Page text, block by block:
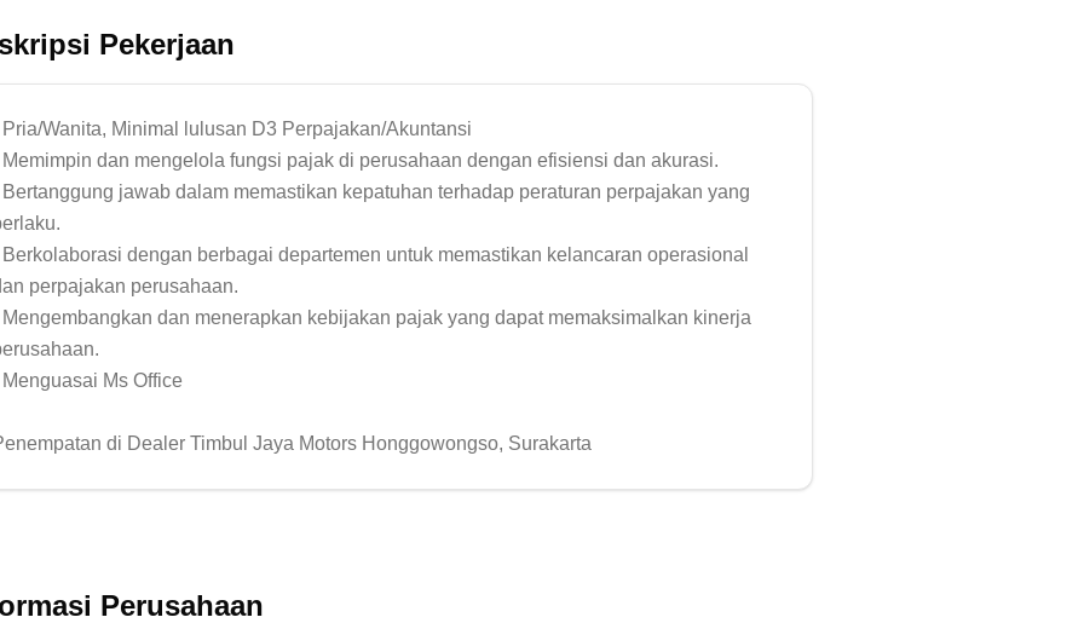
Pekerjaan
Pria/Wanita, Minimal lulusan D3 Perpajakan/Akuntansi
Memimpin dan mengelola fungsi pajak di perusahaan dengan efisiensi dan akurasi.
Bertanggung jawab dalam memastikan kepatuhan terhadap peraturan perpajakan yang
Berkolaborasi dengan berbagai departemen untuk memastikan kelancaran operasional
perpajakan perusahaan.
Mengembangkan dan menerapkan kebijakan pajak yang dapat memaksimalkan kinerja
Ms Office
di Dealer Timbul Jaya Motors Honggowongso, Surakarta
Perusahaan